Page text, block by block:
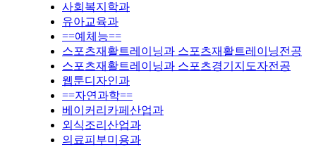
사회복지학과
유아교육과
==예체능==
스포츠재활트레이닝과 스포츠재활트레이닝전공
스포츠재활트레이닝과 스포츠경기지도자전공
웹툰디자인과
==자연과학==
베이커리카페산업과
외식조리산업과
의료피부미용과